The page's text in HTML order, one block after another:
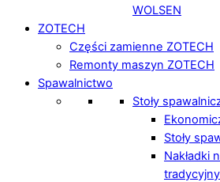
WOLSEN
ZOTECH
Części zamienne ZOTECH
Remonty maszyn ZOTECH
Spawalnictwo
Stoły
Stoły
Nakładki